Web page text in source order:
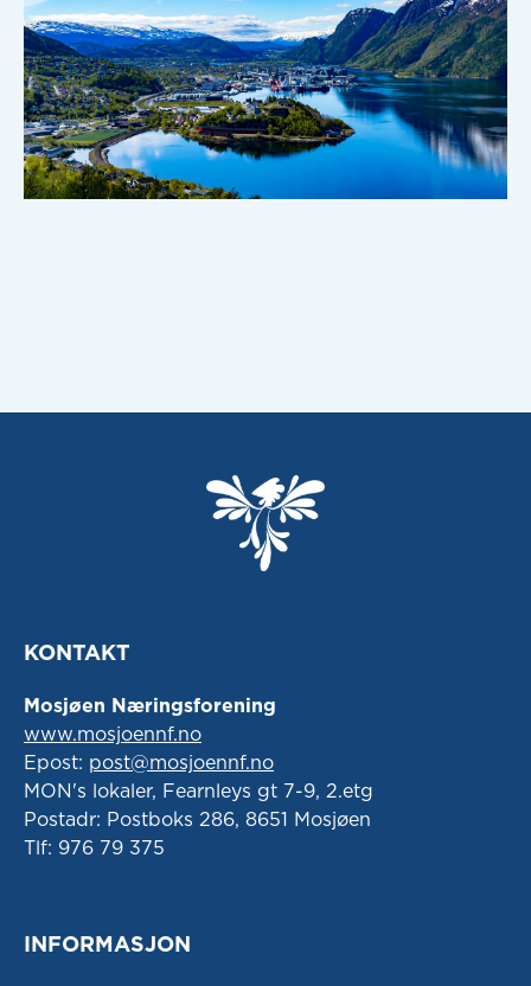
KONTAKT
Mosjøen Næringsforening
www.mosjoennf.no
Epost: post@mosjoennf.no
MON's lokaler, Fearnleys gt 7-9, 2.etg
Postadr: Postboks 286, 8651 Mosjøen
Tlf: 976 79 375
INFORMASJON